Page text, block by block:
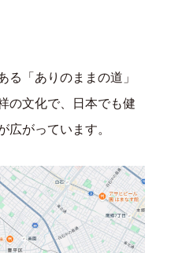
「ありのままの道」
の文化で、日本でも健
広がっています。